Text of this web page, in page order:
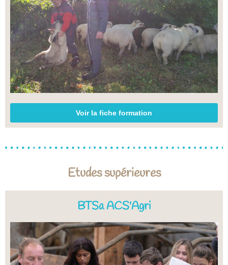
Voir la fiche formation
Etudes supérieures
BTSa ACS'Agri